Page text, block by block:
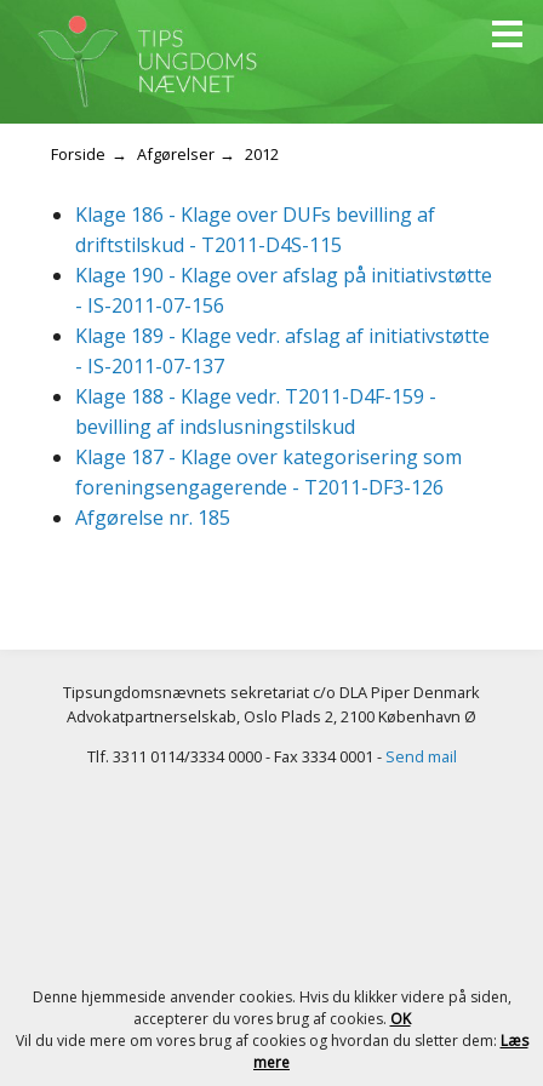
Denne hjemmeside anvender cookies. Hvis du klikker videre på siden,
accepterer du vores brug af cookies. OK
Vil du vide mere om vores brug af cookies og hvordan du sletter dem: Læs
mere
Forside Afgørelser 2012
Klage 186 - Klage over DUFs bevilling af
driftstilskud - T2011-D4S-115
Klage 190 - Klage over afslag på initiativstøtte
- IS-2011-07-156
Klage 189 - Klage vedr. afslag af initiativstøtte
- IS-2011-07-137
Klage 188 - Klage vedr. T2011-D4F-159 -
bevilling af indslusningstilskud
Klage 187 - Klage over kategorisering som
foreningsengagerende - T2011-DF3-126
Afgørelse nr. 185
Tipsungdomsnævnets sekretariat c/o DLA Piper Denmark
Advokatpartnerselskab, Oslo Plads 2, 2100 København Ø
Tlf. 3311 0114/3334 0000 - Fax 3334 0001 - Send mail